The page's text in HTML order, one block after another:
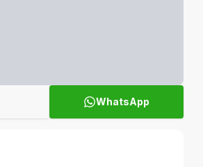
WhatsApp